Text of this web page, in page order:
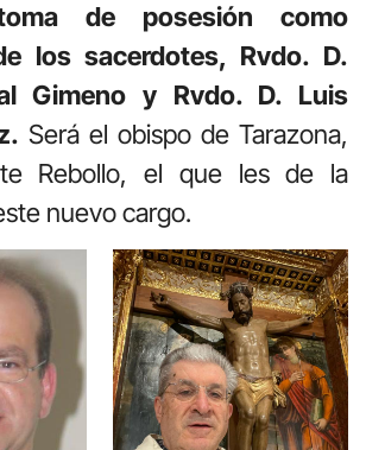
de posesión como
los sacerdotes, Rvdo. D.
Gimeno y Rvdo. D. Luis
Será el obispo de Tarazona,
Rebollo, el que les de la
nuevo cargo.